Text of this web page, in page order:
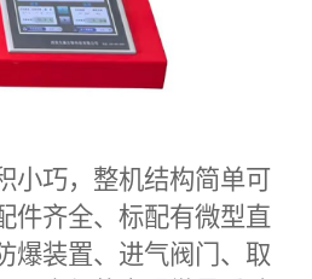
小巧，整机结构简单可
件齐全、标配有微型直
爆装置、进气阀门、取